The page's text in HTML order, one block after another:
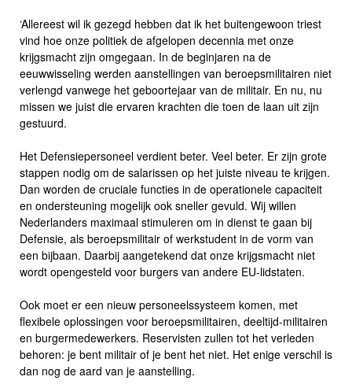
‘Allereest wil ik gezegd hebben dat ik het buitengewoon triest
vind hoe onze politiek de afgelopen decennia met onze
krijgsmacht zijn omgegaan. In de beginjaren na de
eeuwwisseling werden aanstellingen van beroepsmilitairen niet
verlengd vanwege het geboortejaar van de militair. En nu, nu
missen we juist die ervaren krachten die toen de laan uit zijn
gestuurd.
Het Defensiepersoneel verdient beter. Veel beter. Er zijn grote
stappen nodig om de salarissen op het juiste niveau te krijgen.
Dan worden de cruciale functies in de operationele capaciteit
en ondersteuning mogelijk ook sneller gevuld. Wij willen
Nederlanders maximaal stimuleren om in dienst te gaan bij
Defensie, als beroepsmilitair of werkstudent in de vorm van
een bijbaan. Daarbij aangetekend dat onze krijgsmacht niet
wordt opengesteld voor burgers van andere EU-lidstaten.
Ook moet er een nieuw personeelssysteem komen, met
flexibele oplossingen voor beroepsmilitairen, deeltijd-militairen
en burgermedewerkers. Reservisten zullen tot het verleden
behoren: je bent militair of je bent het niet. Het enige verschil is
dan nog de aard van je aanstelling.